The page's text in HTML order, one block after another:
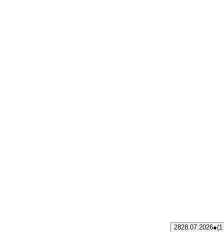
2828.07.2026●(1